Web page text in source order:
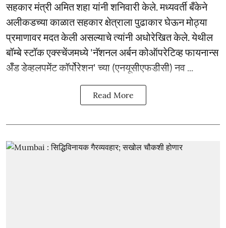
सहकार मंत्री अमित शहा यांनी शनिवारी केले. मध्यवर्ती बँकेने
अलीकडच्या काळात सहकार क्षेत्राला पुढाकार घेऊन मोठ्या
प्रमाणावर मदत केली असल्याचे त्यांनी अधोरेखित केले. येथील
बॉम्बे स्टॉक एक्स्चेंजमध्ये 'नॅशनल अर्बन कोऑपरेटिव्ह फायनान्स
अँड डेव्हलपमेंट कॉर्पोरेशन' च्या (एनयूसीएफडीसी) नव ...
Read More